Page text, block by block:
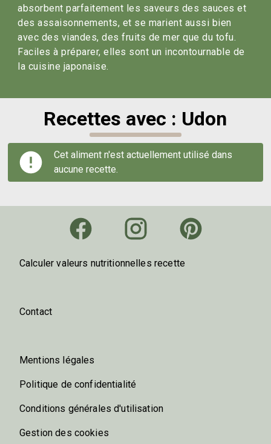
absorbent parfaitement les saveurs des sauces et
des assaisonnements, et se marient aussi bien
avec des viandes, des fruits de mer que du tofu.
Faciles à préparer, elles sont un incontournable de
la cuisine japonaise.
Recettes avec : Udon
Cet aliment n'est actuellement utilisé dans
aucune recette.
Calculer valeurs nutritionnelles recette
Contact
Mentions légales
Politique de confidentialité
Conditions générales d'utilisation
Gestion des cookies